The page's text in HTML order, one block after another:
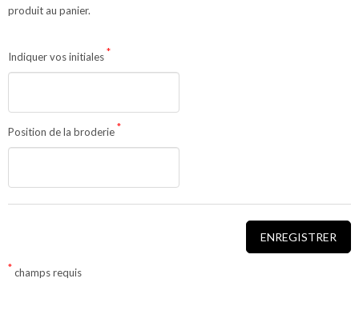
produit au panier.
Indiquer vos initiales*
Position de la broderie*
ENREGISTRER
Enregistrement
*champs requis